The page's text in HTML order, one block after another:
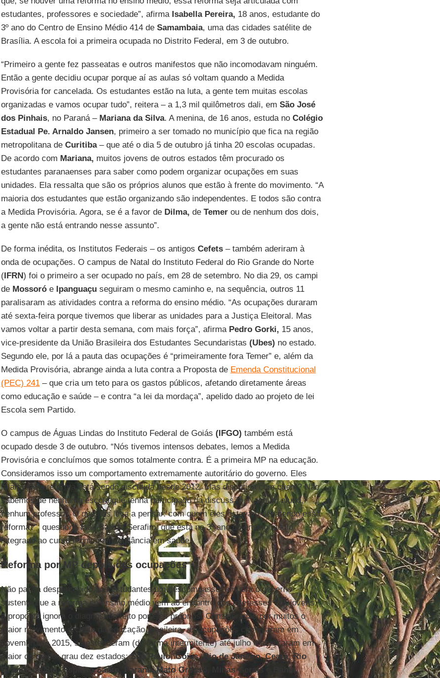
estudantes, professores e sociedade”, afirma Isabella Pereira, 18 anos, estudante do
3º ano do Centro de Ensino Médio 414 de Samambaia, uma das cidades satélite de
Brasília. A escola foi a primeira ocupada no Distrito Federal, em 3 de outubro.
“Primeiro a gente fez passeatas e outros manifestos que não incomodavam ninguém.
Então a gente decidiu ocupar porque aí as aulas só voltam quando a Medida
Provisória for cancelada. Os estudantes estão na luta, a gente tem muitas escolas
organizadas e vamos ocupar tudo”, reitera – a 1,3 mil quilômetros dali, em São José
dos Pinhais, no Paraná – Mariana da Silva. A menina, de 16 anos, estuda no Colégio
Estadual Pe. Arnaldo Jansen, primeiro a ser tomado no município que fica na região
metropolitana de Curitiba– que até o dia 5 de outubro já tinha 20 escolas ocupadas.
De acordo com Mariana, muitos jovens de outros estados têm procurado os
estudantes paranaenses para saber como podem organizar ocupações em suas
unidades. Ela ressalta que são os próprios alunos que estão à frente do movimento. “A
maioria dos estudantes que estão organizando são independentes. E todos são contra
a Medida Provisória. Agora, se é a favor de Dilma, de Temerou de nenhum dos dois,
a gente não está entrando nesse assunto”.
De forma inédita, os Institutos Federais – os antigos Cefets– também aderiram à
onda de ocupações. O campus de Natal do Instituto Federal do Rio Grande do Norte
(IFRN) foi o primeiro a ser ocupado no país, em 28 de setembro. No dia 29, os campi
de Mossoróe Ipanguaçuseguiram o mesmo caminho e, na sequência, outros 11
paralisaram as atividades contra a reforma do ensino médio. “As ocupações duraram
até sexta-feira porque tivemos que liberar as unidades para a Justiça Eleitoral. Mas
vamos voltar a partir desta semana, com mais força”, afirma Pedro Gorki, 15 anos,
vice-presidente da União Brasileira dos Estudantes Secundaristas (Ubes) no estado.
Segundo ele, por lá a pauta das ocupações é “primeiramente fora Temer” e, além da
Medida Provisória, abrange ainda a luta contra a Proposta de Emenda Constitucional
(PEC) 241– que cria um teto para os gastos públicos, afetando diretamente áreas
como educação e saúde – e contra “a lei da mordaça”, apelido dado ao projeto de lei
Escola sem Partido.
O campus de Águas Lindas do Instituto Federal de Goiás (IFGO) também está
ocupado desde 3 de outubro. “Nós tivemos intensos debates, lemos a Medida
Provisória e concluímos que somos totalmente contra. É a primeira MP na educação.
Consideramos isso um comportamento extremamente autoritário do governo. Eles
falam que a reforma está sendo discutida desde 2012. Mas discutida com quem? Não
sabemos de nenhuma escola que tenha participado da discussão. Nenhum aluno,
nenhum professor. O que nos leva a pensar: com quem eles estavam debatendo essa
reforma?”, questiona Isak Batista Serafim, que está no 3º ano do ensino médio
integrado ao curso técnico em vigilância em saúde.
Reforma por MP depois das ocupações
Não passa despercebido aos estudantes um descompasso: embora o governo
sustente que a reforma do ensino médio vem ao encontro dos interesses dos jovens,
a proposta ignora o diagnóstico feito por eles próprios. Consideradas por muitos o
maior movimento recente da educação brasileira, as ocupações começaram em
novembro de 2015, se estenderam (de forma intermitente) até julho e abarcaram em
maior ou menor grau dez estados:São Paulo,Goiás,Rio de Janeiro,Ceará,Rio
Grande do Sul,Espírito Santo Paraná,Mato Grosso Minas Geraise Bahia.